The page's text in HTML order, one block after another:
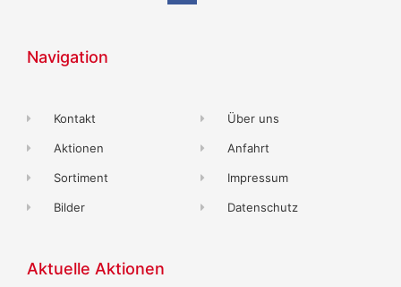
Navigation
Kontakt
Aktionen
Sortiment
Bilder
Über uns
Anfahrt
Impressum
Datenschutz
Aktuelle Aktionen